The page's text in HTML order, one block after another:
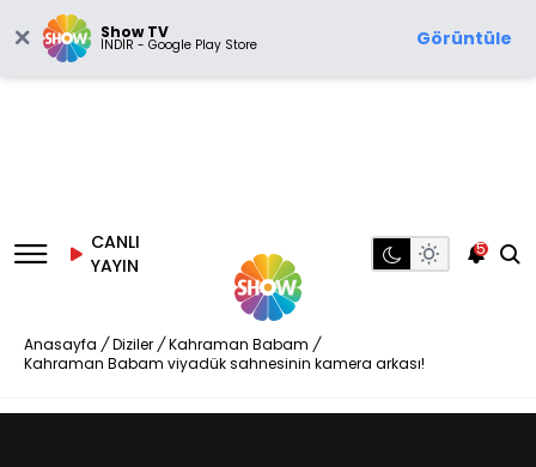
Show TV
İNDİR - Google Play Store Görüntüle
CANLI
YAYIN
5
Anasayfa / Diziler / Kahraman Babam /
Kahraman Babam viyadük sahnesinin kamera arkası!